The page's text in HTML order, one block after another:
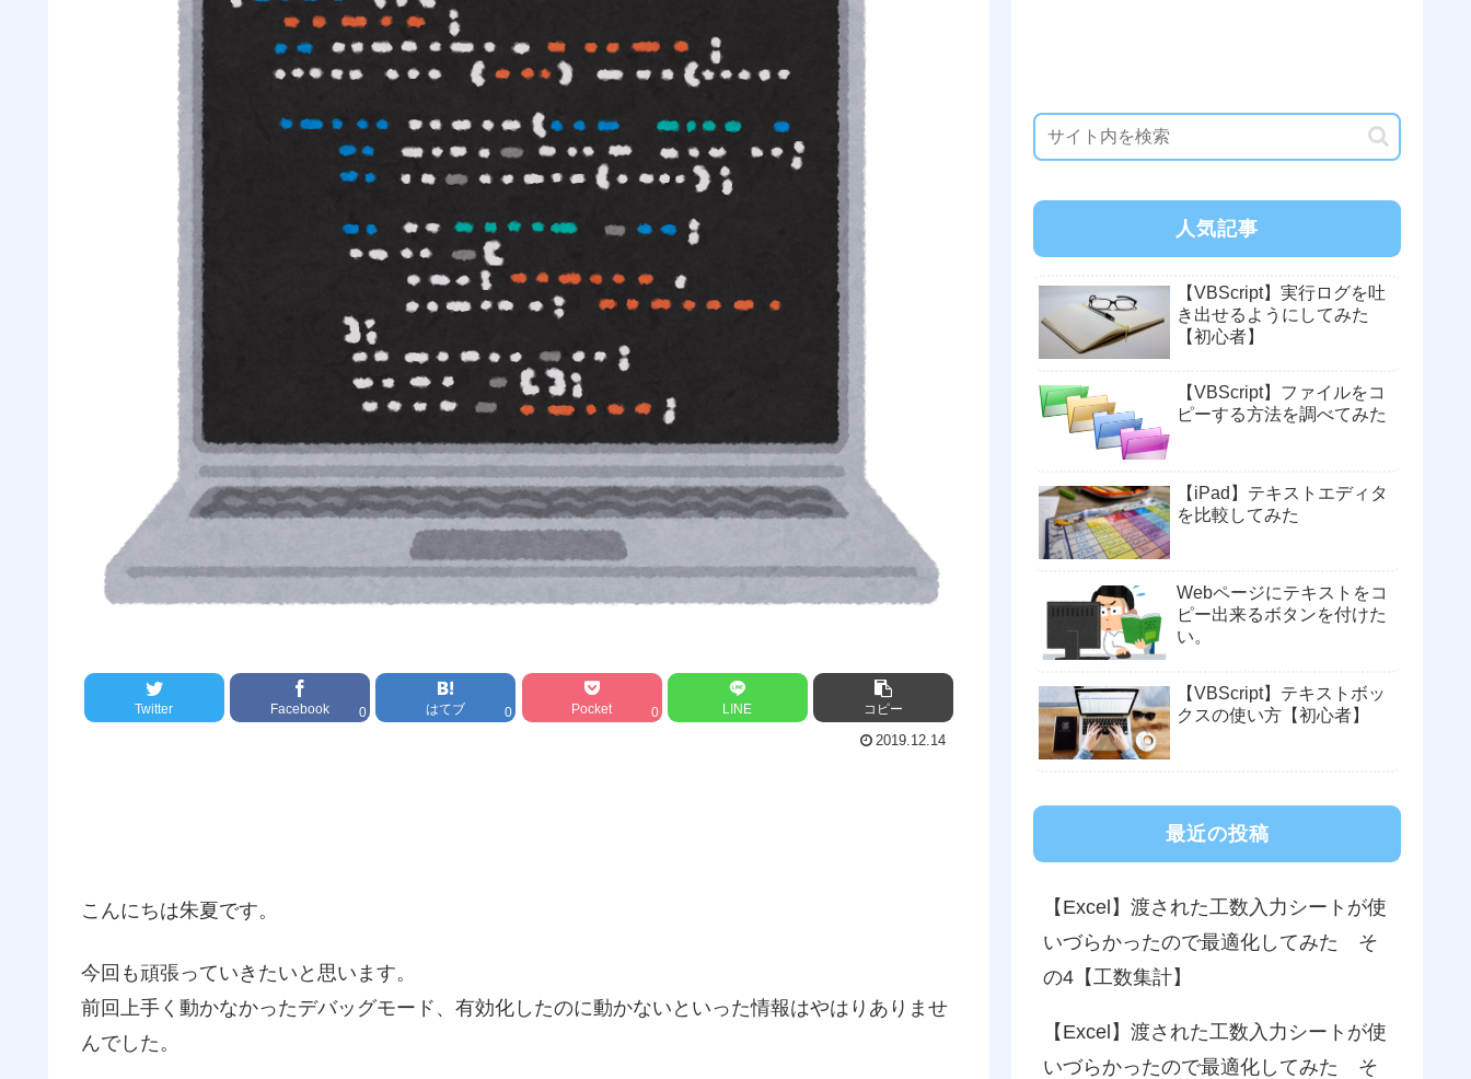
Twitter Facebook 0 はてブ 0 Pocket 0 LINE コピー
2019.12.14
こんにちは朱夏です。
今回も頑張っていきたいと思います。
前回上手く動かなかったデバッグモード、有効化したのに動かないといった情報はやはりありませ
んでした。
人気記事
【VBScript】実行ログを吐
き出せるようにしてみた
【初心者】
【VBScript】ファイルをコ
ピーする方法を調べてみた
【iPad】テキストエディタ
を比較してみた
Webページにテキストをコ
ピー出来るボタンを付けた
い。
【VBScript】テキストボッ
クスの使い方【初心者】
最近の投稿
【Excel】渡された工数入力シートが使
いづらかったので最適化してみた そ
の4【工数集計】
【Excel】渡された工数入力シートが使
いづらかったので最適化してみた そ